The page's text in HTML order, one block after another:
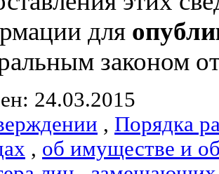
для
законом
24.03.2015
, Порядка
, об имуществе и